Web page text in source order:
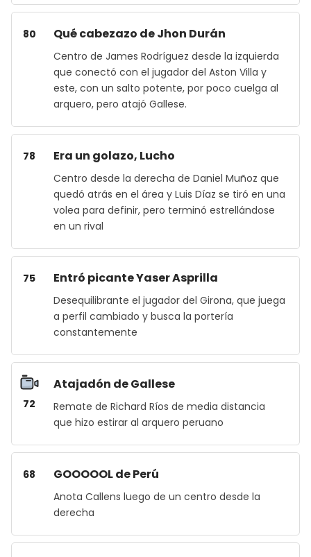
80 Qué cabezazo de Jhon Durán
Centro de James Rodríguez desde la izquierda
que conectó con el jugador del Aston Villa y
este, con un salto potente, por poco cuelga al
arquero, pero atajó Gallese.
78 Era un golazo, Lucho
Centro desde la derecha de Daniel Muñoz que
quedó atrás en el área y Luis Díaz se tiró en una
volea para definir, pero terminó estrellándose
en un rival
75 Entró picante Yaser Asprilla
Desequilibrante el jugador del Girona, que juega
a perfil cambiado y busca la portería
constantemente
72
Atajadón de Gallese
Remate de Richard Ríos de media distancia
que hizo estirar al arquero peruano
68 GOOOOOL de Perú
Anota Callens luego de un centro desde la
derecha